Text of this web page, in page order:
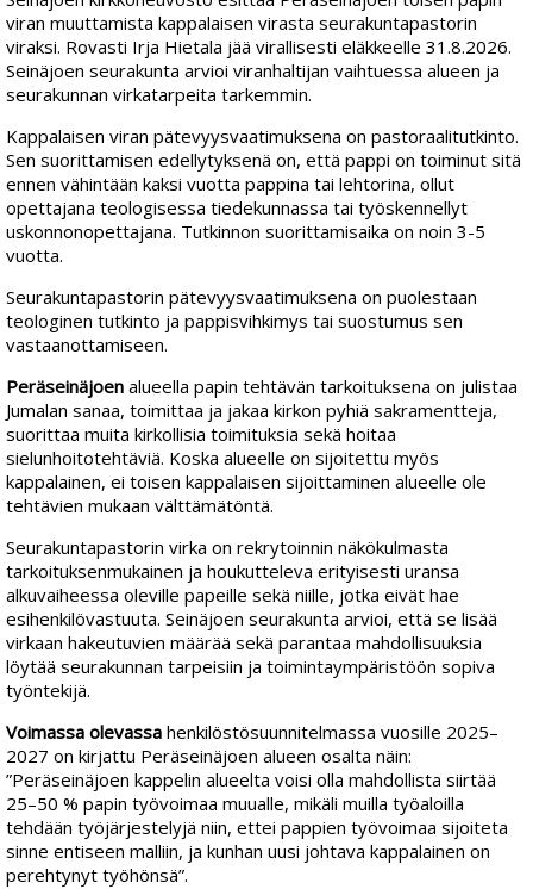
viran muuttamista kappalaisen virasta seurakuntapastorin
viraksi. Rovasti Irja Hietala jää virallisesti eläkkeelle 31.8.2026.
Seinäjoen seurakunta arvioi viranhaltijan vaihtuessa alueen ja
seurakunnan virkatarpeita tarkemmin.
Kappalaisen viran pätevyysvaatimuksena on pastoraalitutkinto.
Sen suorittamisen edellytyksenä on, että pappi on toiminut sitä
ennen vähintään kaksi vuotta pappina tai lehtorina, ollut
opettajana teologisessa tiedekunnassa tai työskennellyt
uskonnonopettajana. Tutkinnon suorittamisaika on noin 3-5
vuotta.
Seurakuntapastorin pätevyysvaatimuksena on puolestaan
teologinen tutkinto ja pappisvihkimys tai suostumus sen
vastaanottamiseen.
Peräseinäjoen alueella papin tehtävän tarkoituksena on julistaa
Jumalan sanaa, toimittaa ja jakaa kirkon pyhiä sakramentteja,
suorittaa muita kirkollisia toimituksia sekä hoitaa
sielunhoitotehtäviä. Koska alueelle on sijoitettu myös
kappalainen, ei toisen kappalaisen sijoittaminen alueelle ole
tehtävien mukaan välttämätöntä.
Seurakuntapastorin virka on rekrytoinnin näkökulmasta
tarkoituksenmukainen ja houkutteleva erityisesti uransa
alkuvaiheessa oleville papeille sekä niille, jotka eivät hae
esihenkilövastuuta. Seinäjoen seurakunta arvioi, että se lisää
virkaan hakeutuvien määrää sekä parantaa mahdollisuuksia
löytää seurakunnan tarpeisiin ja toimintaympäristöön sopiva
työntekijä.
Voimassa olevassa henkilöstösuunnitelmassa vuosille 2025–
2027 on kirjattu Peräseinäjoen alueen osalta näin:
”Peräseinäjoen kappelin alueelta voisi olla mahdollista siirtää
25–50 % papin työvoimaa muualle, mikäli muilla työaloilla
tehdään työjärjestelyjä niin, ettei pappien työvoimaa sijoiteta
sinne entiseen malliin, ja kunhan uusi johtava kappalainen on
perehtynyt työhönsä”.